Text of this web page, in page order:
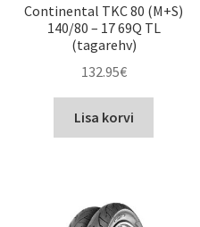
Continental TKC 80 (M+S)
140/80 – 17 69Q TL
(tagarehv)
132.95€
Lisa korvi